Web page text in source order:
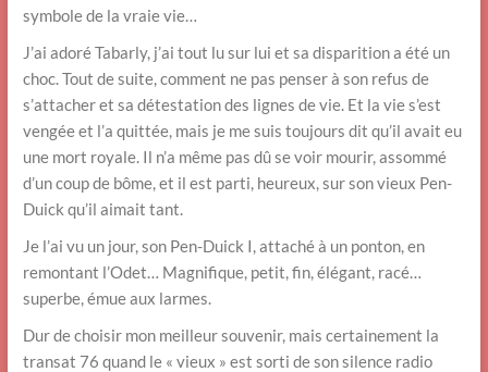
symbole de la vraie vie…
J’ai adoré Tabarly, j’ai tout lu sur lui et sa disparition a été un
choc. Tout de suite, comment ne pas penser à son refus de
s’attacher et sa détestation des lignes de vie. Et la vie s’est
vengée et l’a quittée, mais je me suis toujours dit qu’il avait eu
une mort royale. Il n’a même pas dû se voir mourir, assommé
d’un coup de bôme, et il est parti, heureux, sur son vieux Pen-
Duick qu’il aimait tant.
Je l’ai vu un jour, son Pen-Duick I, attaché à un ponton, en
remontant l’Odet… Magnifique, petit, fin, élégant, racé…
superbe, émue aux larmes.
Dur de choisir mon meilleur souvenir, mais certainement la
transat 76 quand le « vieux » est sorti de son silence radio